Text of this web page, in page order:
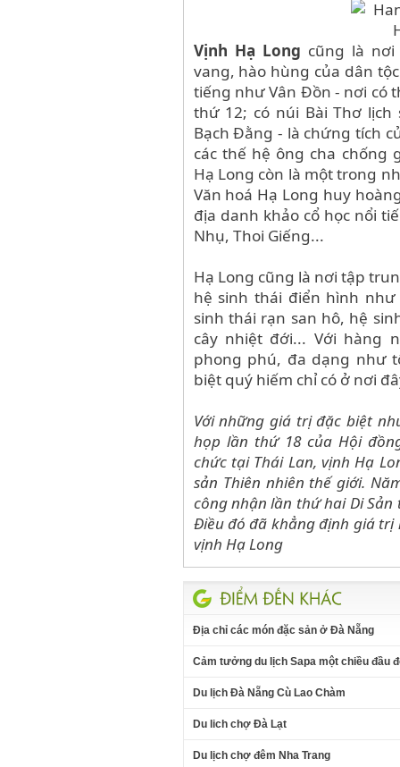
Vịnh Hạ Long cũng là
vang, hào hùng của dân
tiếng như Vân Đồn - nơi có
thứ 12; có núi Bài Thơ
Bạch Đằng - là chứng tích
các thế hệ ông cha chống
Hạ Long còn là một trong
Văn hoá Hạ Long huy
địa danh khảo cổ học nổi
Nhụ, Thoi Giếng...
Hạ Long cũng là nơi tập
hệ sinh thái điển hình
sinh thái rạn san hô, hệ
cây nhiệt đới... Với hàng
phong phú, đa dạng như
biệt quý hiếm chỉ có ở nơi
Với những giá trị đặc biệt
họp lần thứ 18 của Hội
chức tại Thái Lan, vịnh Hạ
sản Thiên nhiên thế giới.
công nhận lần thứ hai Di
Điều đó đã khẳng định giá
vịnh Hạ Long
Địa chỉ các món đặc sản ở Đà Nẵng
Cảm tưởng du lịch Sapa một chiều đầu
Du lịch Đà Nẵng Cù Lao Chàm
Du lich chợ Đà Lạt
Du lịch chợ đêm Nha Trang